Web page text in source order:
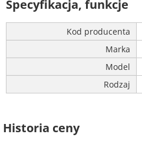
Specyfikacja, funkcje
Kod producenta
Marka
Model
Rodzaj
Historia ceny